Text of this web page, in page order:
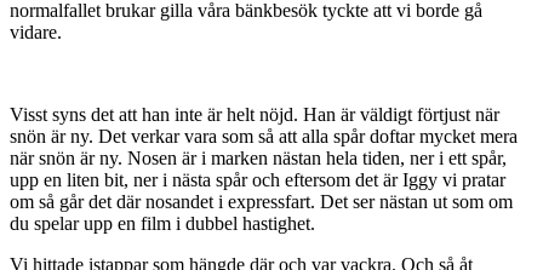
normalfallet brukar gilla våra bänkbesök tyckte att vi borde gå
vidare.
Visst syns det att han inte är helt nöjd. Han är väldigt förtjust när
snön är ny. Det verkar vara som så att alla spår doftar mycket mera
när snön är ny. Nosen är i marken nästan hela tiden, ner i ett spår,
upp en liten bit, ner i nästa spår och eftersom det är Iggy vi pratar
om så går det där nosandet i expressfart. Det ser nästan ut som om
du spelar upp en film i dubbel hastighet.
Vi hittade istappar som hängde där och var vackra. Och så åt